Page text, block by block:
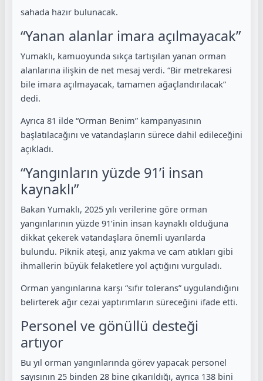
sahada hazır bulunacak.
“Yanan alanlar imara açılmayacak”
Yumaklı, kamuoyunda sıkça tartışılan yanan orman
alanlarına ilişkin de net mesaj verdi. “Bir metrekaresi
bile imara açılmayacak, tamamen ağaçlandırılacak”
dedi.
Ayrıca 81 ilde “Orman Benim” kampanyasının
başlatılacağını ve vatandaşların sürece dahil edileceğini
açıkladı.
“Yangınların yüzde 91’i insan
kaynaklı”
Bakan Yumaklı, 2025 yılı verilerine göre orman
yangınlarının yüzde 91’inin insan kaynaklı olduğuna
dikkat çekerek vatandaşlara önemli uyarılarda
bulundu. Piknik ateşi, anız yakma ve cam atıkları gibi
ihmallerin büyük felaketlere yol açtığını vurguladı.
Orman yangınlarına karşı “sıfır tolerans” uygulandığını
belirterek ağır cezai yaptırımların süreceğini ifade etti.
Personel ve gönüllü desteği
artıyor
Bu yıl orman yangınlarında görev yapacak personel
sayısının 25 binden 28 bine çıkarıldığı, ayrıca 138 bini